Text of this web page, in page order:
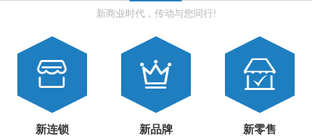
新商业时代，传动与您同行!
新连锁

新品牌

新零售